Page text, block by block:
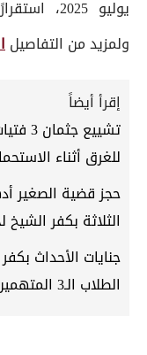
يوليو
ولمزيد من التفاصيل
إقرأ أيضاً
للغرق أثناء
حجز قضية الصغير
الثلاثة بكفر الشيخ لجلسة 27
جنايات الأحداث
الطلاب الـ3 المتهمين بإنهاء حياة الصغير أدهم